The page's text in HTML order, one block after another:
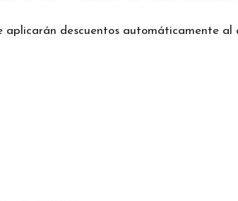
aplicarán descuentos automáticamente